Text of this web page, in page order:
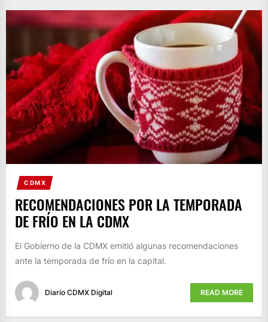
CDMX
RECOMENDACIONES POR LA TEMPORADA
DE FRÍO EN LA CDMX
El Gobierno de la CDMX emitió algunas recomendaciones
ante la temporada de frío en la capital.
Diario CDMX Digital READ MORE